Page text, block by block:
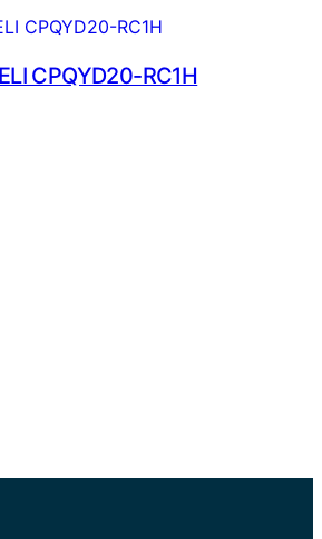
CPQYD20-RC1H